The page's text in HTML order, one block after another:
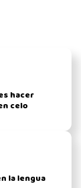
hacer
celo
la lengua